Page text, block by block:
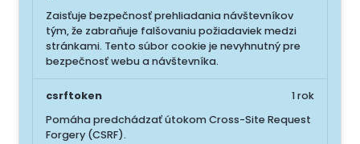
Zaisťuje bezpečnosť prehliadania návštevníkov
tým, že zabraňuje falšovaniu požiadaviek medzi
stránkami. Tento súbor cookie je nevyhnutný pre
bezpečnosť webu a návštevníka.
csrftoken
Pomáha predchádzať útokom Cross-Site Request
Forgery (CSRF).
1 rok